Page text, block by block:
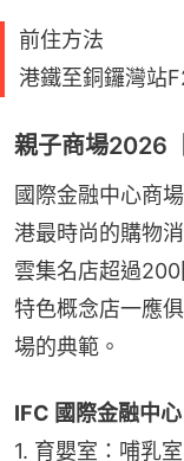
前住方法
港鐵至銅鑼灣站
親子商場2026
國際金融中心商
港最時尚的購物
雲集名店超過
特色概念店一應
場的典範。
IFC 國際金融中心
1. 育嬰室：哺乳